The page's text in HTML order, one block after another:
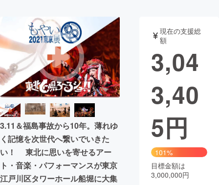
テクノロジー・ガジェット ゲーム・サ
映像・映画 書籍・雑誌
ビジネス・起業 チャレンジ
まちづくり・地域活性化
CAMPFIRE for Social Good
CAMPFIRE Creation
CAMPFIREふるさと納税machi-ya コミュニティ
3.11＆福島事故から10年。薄れゆ
く記憶を次世代へ繋いでいきた
い！ 東北に思いを寄せるアー
ト・音楽・パフォーマンスが東京
江戸川区タワーホール船堀に大集
現在の支援総
額
3,04
3,40
5円
101%
目標金額は
3,000,000円